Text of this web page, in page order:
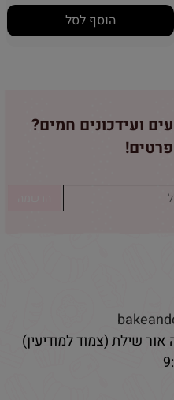
הוסף לסל
ועידכונים חמים?
שילת (צמוד למודיעין)